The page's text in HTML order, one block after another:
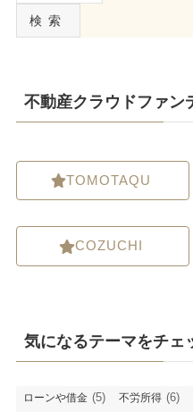
検索
不動産クラウドファン
TOMOTAQU
COZUCHI
気になるテーマをチェ
ローンや借金 (5) 不労所得 (6)